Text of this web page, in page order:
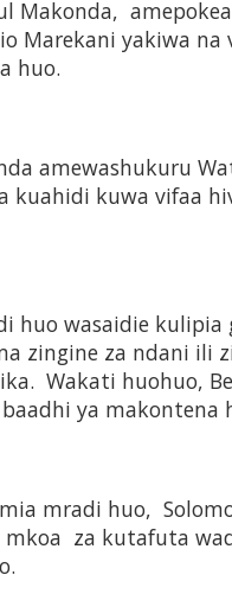
Makonda,
Marekani yakiwa
huo.
amewashukuru
kuahidi kuwa vifaa
huo wasaidie kulipia
zingine za ndani ili
Wakati huohuo,
ya makontena
mradi huo,
mkoa za kutafuta